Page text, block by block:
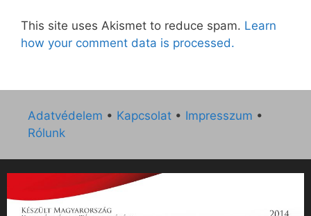
This site uses Akismet to reduce spam. Learn
how your comment data is processed.
Adatvédelem • Kapcsolat • Impresszum •
Rólunk